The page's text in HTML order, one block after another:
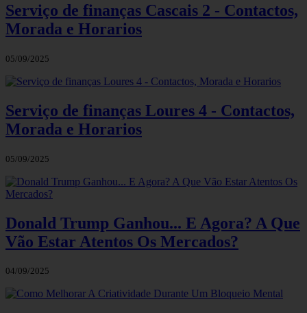
Serviço de finanças Cascais 2 - Contactos,
Morada e Horarios
05/09/2025
Serviço de finanças Loures 4 - Contactos,
Morada e Horarios
05/09/2025
Donald Trump Ganhou... E Agora? A Que
Vão Estar Atentos Os Mercados?
04/09/2025